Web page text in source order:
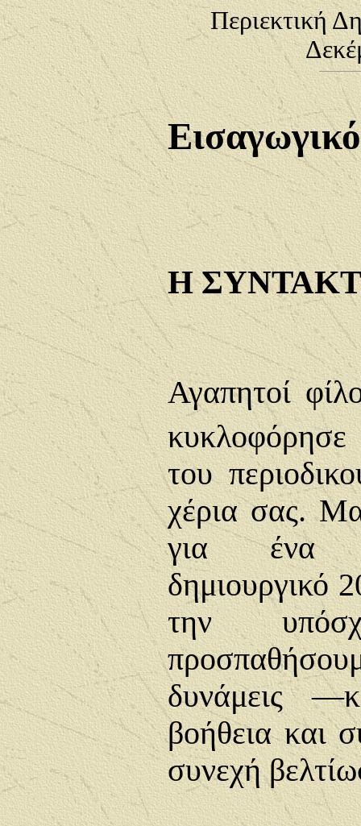
Περιεκτική
H
Αγαπητοί
του
χέρια σας.
για ένα
δημιουργικό
την
δυνάμεις
βοήθεια και
συνεχή